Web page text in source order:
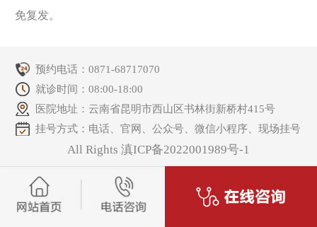
免复发。
预约电话：0871-68717070
就诊时间：08:00-18:00
医院地址：云南省昆明市西山区书林街新桥村415号
挂号方式：电话、官网、公众号、微信小程序、现场挂号
All Rights 滇ICP备2022001989号-1